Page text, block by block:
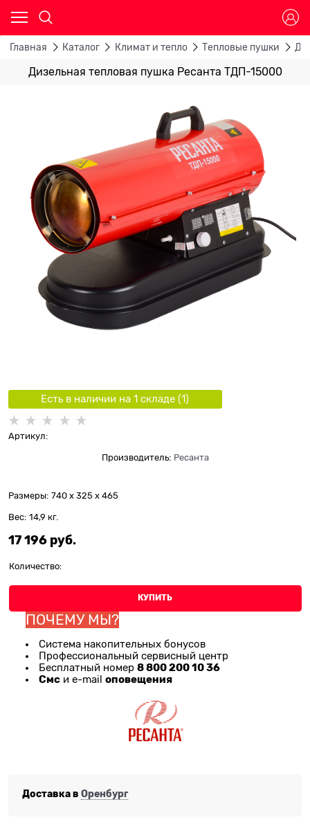
Главная Каталог Климат и тепло Тепловые пушки
Дизельная тепловая пушка Ресанта ТДП-15000
Есть в наличии на 1 складe (1)
Артикул:
Производитель: Ресанта
Размеры: 740 x 325 x 465
Вес: 14,9 кг.
17 196 руб.
Количество:
КУПИТЬ
ПОЧЕМУ МЫ?
Система накопительных бонусов
Профессиональный сервисный центр
Бесплатный номер 8 800 200 10 36
Смс и e-mail оповещения
Доставка в Оренбург